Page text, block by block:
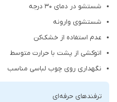
شستشو در دمای 30 درجه
شستشوی وارونه
عدم استفاده از خشک‌کن
اتوکشی از پشت با حرارت متوسط
نگهداری روی چوب لباسی مناسب
ترفندهای حرفه‌ای